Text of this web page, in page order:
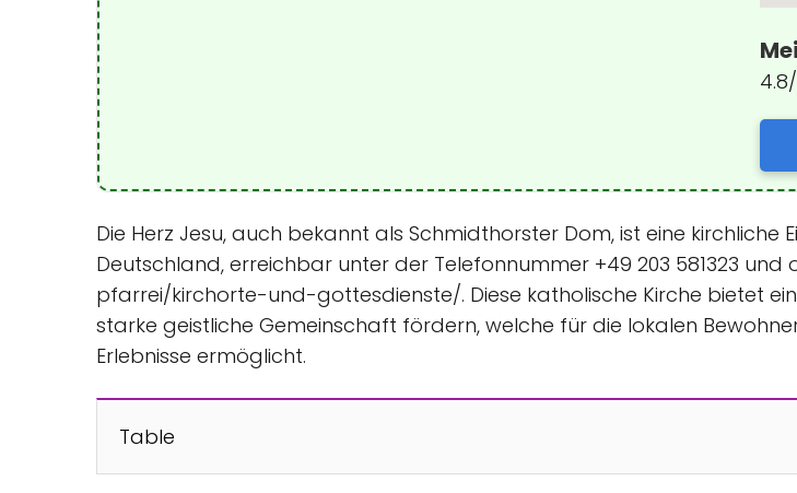
Die Herz Jesu, auch bekannt als Schmidthorster Dom, ist eine kirchliche
Deutschland, erreichbar unter der Telefonnummer +49 203 581323
pfarrei/kirchorte-und-gottesdienste/. Diese katholische Kirche bietet
starke geistliche Gemeinschaft fördern, welche für die lokalen
Erlebnisse ermöglicht.
Table